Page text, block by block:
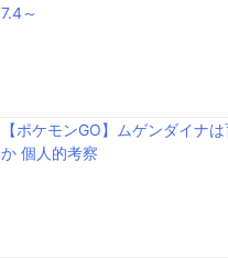
7.4～
【ポケモンGO】ムゲンダイナ
か 個人的考察